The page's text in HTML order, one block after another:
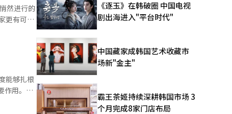
度
市场榜
5701
然进行的
更有可能
券
亿美元。
不是简单
单纯的民
开启
性的意
能够扎根
境的改
《逐玉》在韩破圈 中国电视
剧出海进入"平台时代"
中国藏家成韩国艺术收藏市
场新"金主"
霸王茶姬持续深耕韩国市场 3
个月完成8家门店布局